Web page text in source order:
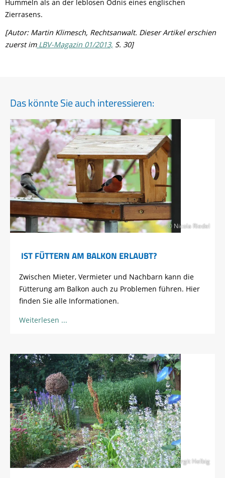
Hummeln als an der leblosen Ödnis eines englischen
Zierrasens.
[Autor: Martin Klimesch, Rechtsanwalt. Dieser Artikel erschien
zuerst imLBV-Magazin 01/2013, S. 30]
Das könnte Sie auch interessieren:
© Nicola Riedel
IST FÜTTERN AM BALKON ERLAUBT?
Zwischen Mieter, Vermieter und Nachbarn kann die
Fütterung am Balkon auch zu Problemen führen. Hier
finden Sie alle Informationen.
Weiterlesen
© Birgit Helbig